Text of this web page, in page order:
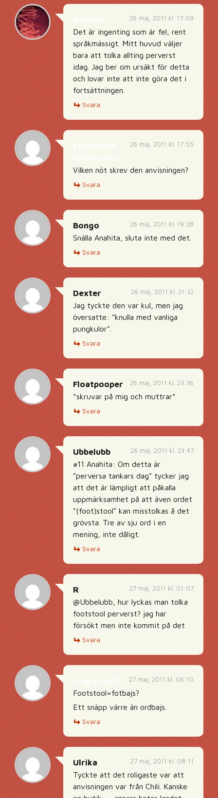
26 maj, 2011 kl. 17:09
Det är ingenting som är fel, rent
språkmässigt. Mitt huvud väljer
bara att tolka allting perverst
idag. Jag ber om ursäkt för detta
och lovar inte att inte göra det i
fortsättningen.
Svara
26 maj, 2011 kl. 17:55
Vilken nöt skrev den anvisningen?
Svara
26 maj, 2011 kl. 19:28
Bongo
Snälla Anahita, sluta inte med det.
Svara
26 maj, 2011 kl. 21:32
Dexter
Jag tyckte den var kul, men jag
översatte: ”knulla med vanliga
pungkulor”.
Svara
26 maj, 2011 kl. 23:36
Floatpooper
*skruvar på mig och muttrar*
Svara
26 maj, 2011 kl. 23:47
Ubbelubb
#11 Anahita: Om detta är
”perversa tankars dag” tycker jag
att det är lämpligt att påkalla
uppmärksamhet på att även ordet
”(foot)stool” kan misstolkas å det
grövsta. Tre av sju ord i en
mening, inte dåligt.
Svara
27 maj, 2011 kl. 01:07
R
@Ubbelubb, hur lyckas man tolka
footstool perverst? jag har
försökt men inte kommit på det
Svara
27 maj, 2011 kl. 06:10
Footstool=fotbajs?
Ett snäpp värre än ordbajs.
Svara
27 maj, 2011 kl. 08:11
Ulrika
Tyckte att det roligaste var att
anvisningen var från Chili. Kanske